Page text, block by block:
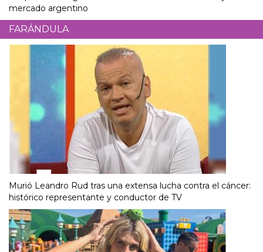
mercado argentino
FARÁNDULA
Murió Leandro Rud tras una extensa lucha contra el cáncer:
histórico representante y conductor de TV